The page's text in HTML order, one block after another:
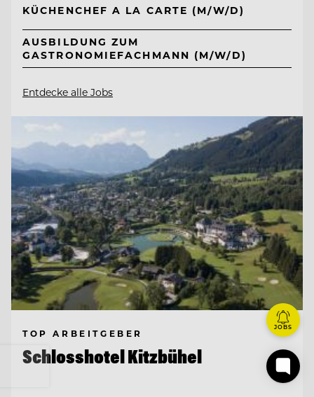
KÜCHENCHEF A LA CARTE (M/W/D)
AUSBILDUNG ZUM
GASTRONOMIEFACHMANN (M/W/D)
Entdecke alle Jobs
TOP ARBEITGEBER
Schlosshotel Kitzbühel
JOBS